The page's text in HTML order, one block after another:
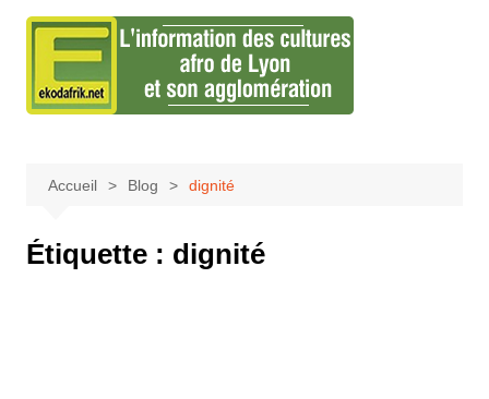
Aller
contenu
Accueil Blog dignité
Étiquette : dignité